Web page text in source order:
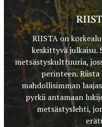
RIISTA on
keskittyvä julkaisu.
metsästyskulttuuria,
perinteen.
mahdollisimman
pyrkii antamaan
metsästyslehti,